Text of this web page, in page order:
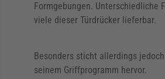
Formgebungen. Unterschiedliche
viele dieser Türdrücker lieferbar.
Besonders sticht allerdings jedoch
seinem Griffprogramm hervor.